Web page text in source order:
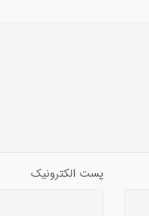
پست الکترونیک